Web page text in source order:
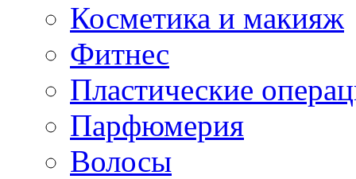
Косметика и макияж
Фитнес
Пластические
Парфюмерия
Волосы